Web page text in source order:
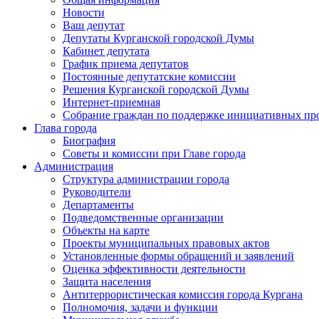
Новости
Ваш депутат
Депутаты Курганской городской Думы
Кабинет депутата
График приема депутатов
Постоянные депутатские комиссии
Решения Курганской городской Думы
Интернет-приемная
Собрание граждан по поддержке инициативных
Глава города
Биография
Советы и комиссии при Главе города
Администрация
Структура администрации города
Руководители
Департаменты
Подведомственные организации
Объекты на карте
Проекты муниципальных правовых актов
Установленные формы обращений и заявлений
Оценка эффективности деятельности
Защита населения
Антитеррористическая комиссия города Кургана
Полномочия, задачи и функции